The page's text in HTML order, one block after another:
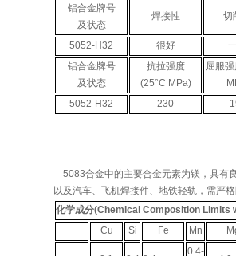
铝合金牌号
及状态
焊接性 切
5052-H32 很好
铝合金牌号
及状态
抗拉强度
(25°C MPa)
屈服
5052-H32
230
5083合金中的主要合金元素为镁，具有
以及汽车、飞机焊接件、地铁轻轨，需严
化学成分(Chemical Composition Limits
Cu
Si Fe Mn
0.4-